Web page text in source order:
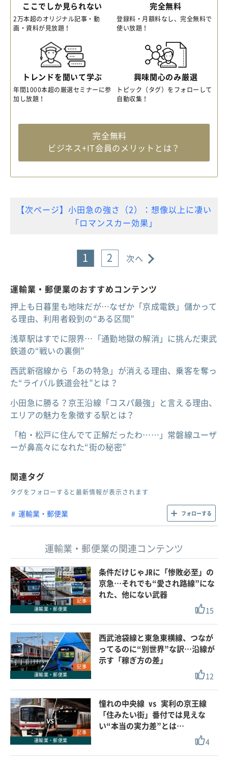
ここでしか見られない
2万本超のオリジナル記事・動
画・資料が見放題！
完全無料
登録料・月額料なし、完全無料で
使い放題！
トレンドを聞いて学ぶ
年間1000本超の厳選セミナーに参
加し放題！
興味関心のみ厳選
トピック（タグ）をフォローして
自動収集！
完全無料
ビジネス+IT会員のメリットとは？
【次ページ】小田急の強さ（2）：想像以上に凄い
「ロマンスカー効果」
1 2 次へ
運輸業・郵便業のおすすめコンテンツ
押上も日暮里も地味だが…なぜか「京成電鉄」儲かって
る理由、利用者殺到の“ある区間”
浅草駅はすでに限界…「通勤地獄の解消」に挑んだ東武
鉄道の“戦いの裏側”
西武新宿線から「あの特急」が消える理由、乗客を奪っ
た“ライバル鉄道会社”とは？
小田急に勝る？京王沿線「コスパ最強」と言える理由、
エリアの魅力を象徴する駅とは？
「柏・松戸に住んでて正解だったわ……」常磐線ユーザ
ーが鼻高々になれた“街の秘密”
関連タグ
タグをフォローすると最新情報が表示されます
運輸業・郵便業 フォローする
運輸業・郵便業の関連コンテンツ
記事
運輸業・郵便業
条件だけじゃJRに「惨敗必至」の
京急…それでも“愛され路線”にな
れた、他にない武器
15
記事
運輸業・郵便業
西武池袋線と東急東横線、つなが
ってるのに“別世界”な訳…沿線が
示す「稼ぎ方の差」
12
記事
運輸業・郵便業
憧れの中央線 vs 実利の京王線
「住みたい街」番付では見えな
い“本当の実力差”とは…
4